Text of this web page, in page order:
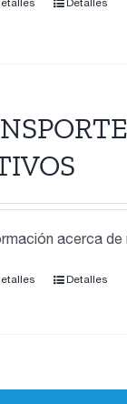
Detalles
acerca
Detalles